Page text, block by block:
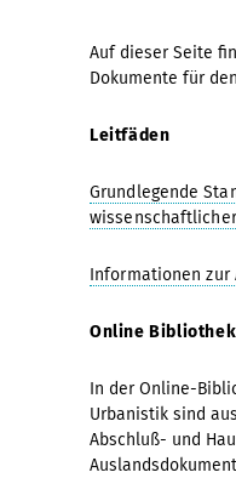
Auf dieser Seite
Dokumente für
Leitfäden
Grundlegende
Informationen zur
Online Bibliothek
In der Online-
Urbanistik sind
Abschluß- und